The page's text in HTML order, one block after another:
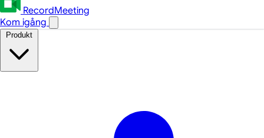
RecordMeeting
Kom igång